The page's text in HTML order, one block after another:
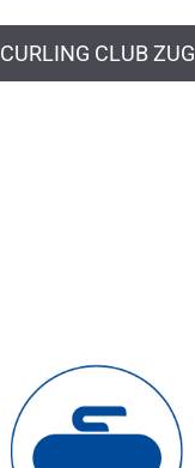
CURLING CLUB ZUG